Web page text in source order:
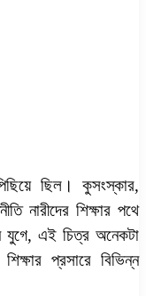
ছিল। কুসংস্কার,
নারীদের শিক্ষার পথে
যুগে, এই চিত্র অনেকটা
প্রসারে বিভিন্ন